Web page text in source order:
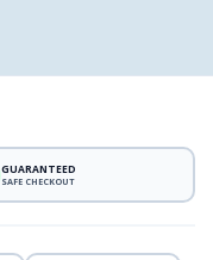
GUARANTEED
SAFE CHECKOUT